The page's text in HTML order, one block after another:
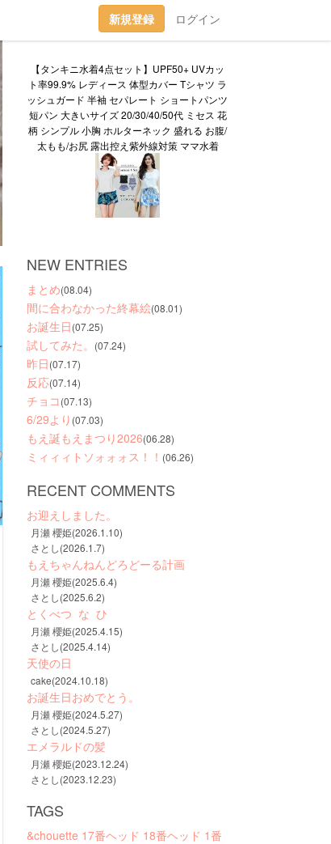
新規登録 ログイン
【タンキニ水着4点セット】UPF50+ UVカッ
ト率99.9% レディース 体型カバー Tシャツ ラ
ッシュガード 半袖 セパレート ショートパンツ
短パン 大きいサイズ 20/30/40/50代 ミセス 花
柄 シンプル 小胸 ホルターネック 盛れる お腹/
太もも/お尻 露出控え紫外線対策 ママ水着
NEW ENTRIES
まとめ(08.04)
間に合わなかった終幕絵(08.01)
お誕生日(07.25)
試してみた。 (07.24)
昨日(07.17)
反応(07.14)
チョコ(07.13)
6/29より (07.03)
もえ誕もえまつり2026(06.28)
ミィィィトソォォォス！！ (06.26)
RECENT COMMENTS
お迎えしました。
月瀬 櫻姫(2026.1.10)
さとし(2026.1.7)
もえちゃんねんどろどーる計画
月瀬 櫻姫(2025.6.4)
さとし(2025.6.2)
とくべつ  な  ひ
月瀬 櫻姫(2025.4.15)
さとし(2025.4.14)
天使の日
cake(2024.10.18)
お誕生日おめでとう。
月瀬 櫻姫(2024.5.27)
さとし(2024.5.27)
エメラルドの髪
月瀬 櫻姫(2023.12.24)
さとし(2023.12.23)
TAGS
&chouette 17番ヘッド 18番ヘッド 1番